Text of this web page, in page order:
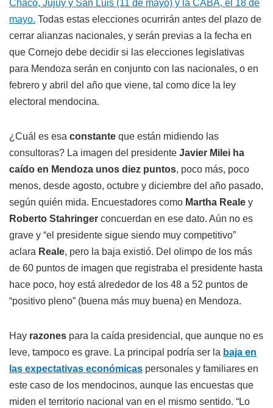
Chaco, Jujuy y San Luis (11 de mayo) y la CABA, el 18 de
mayo. Todas estas elecciones ocurrirán antes del plazo de
cerrar alianzas nacionales, y serán previas a la fecha en
que Cornejo debe decidir si las elecciones legislativas
para Mendoza serán en conjunto con las nacionales, o en
febrero y abril del año que viene, tal como dice la ley
electoral mendocina.
¿Cuál es esa constante que están midiendo las
consultoras? La imagen del presidente Javier Milei ha
caído en Mendoza unos diez puntos, poco más, poco
menos, desde agosto, octubre y diciembre del año pasado,
según quién mida. Encuestadores como Martha Reale y
Roberto Stahringer concuerdan en ese dato. Aún no es
grave y “el presidente sigue siendo muy competitivo”
aclara Reale, pero la baja existió. Del olimpo de los más
de 60 puntos de imagen que registraba el presidente hasta
hace poco, hoy está alrededor de los 48 a 52 puntos de
“positivo pleno” (buena más muy buena) en Mendoza.
Hay razones para la caída presidencial, que aunque no es
leve, tampoco es grave. La principal podría ser la baja en
las expectativas económicas personales y familiares en
este caso de los mendocinos, aunque las encuestas que
miden el territorio nacional van en el mismo sentido. “Lo